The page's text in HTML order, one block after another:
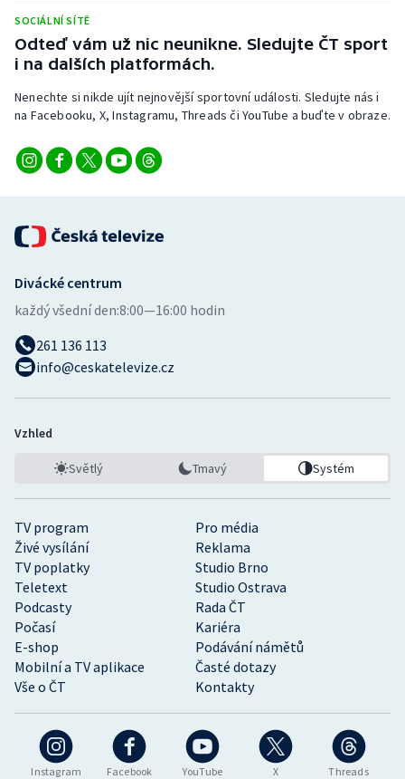
Triatlon
Veslování
Vodní slalom
Volejbal
Ostatní
SOCIÁLNÍ SÍTĚ
Odteď vám už nic neunikne. Sledujte ČT sport
i na dalších platformách.
Nenechte si nikde ujít nejnovější sportovní události. Sledujte nás i
na Facebooku, X, Instagramu, Threads či YouTube a buďte v obraze.
Instagram Facebook YouTube X Threads
TV program
Pro média
Živé vysílání
Reklama
TV poplatky
Studio Brno
Teletext
Studio Ostrava
Podcasty
Rada ČT
Počasí
Kariéra
E-shop
Podávání námětů
Mobilní a TV aplikace
Časté dotazy
Vše o ČT
Kontakty
Divácké centrum
každý všední den:8:00—16:00 hodin
261 136 113
info@ceskatelevize.cz
Vzhled
Světlý Tmavý Systém